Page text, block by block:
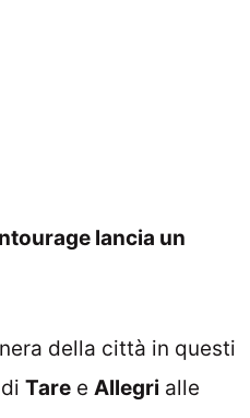
lancia un
della città in questi
Tare e Allegri alle